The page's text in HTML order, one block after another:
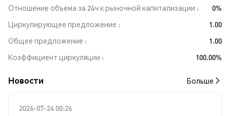
Отношение объема за 24ч к рыночной капитализации
0%
Циркулирующее предложение
1.00
Общее предложение
1.00
Коэффициент циркуляции
100.00%
Новости Больше
2026-07-24 00:26